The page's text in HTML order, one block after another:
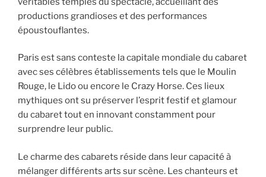
productions grandioses et des performances
époustouflantes.
Paris est sans conteste la capitale mondiale du cabaret
avec ses célèbres établissements tels que le Moulin
Rouge, le Lido ou encore le Crazy Horse. Ces lieux
mythiques ont su préserver l’esprit festif et glamour
du cabaret tout en innovant constamment pour
surprendre leur public.
Le charme des cabarets réside dans leur capacité à
mélanger différents arts sur scène. Les chanteurs et